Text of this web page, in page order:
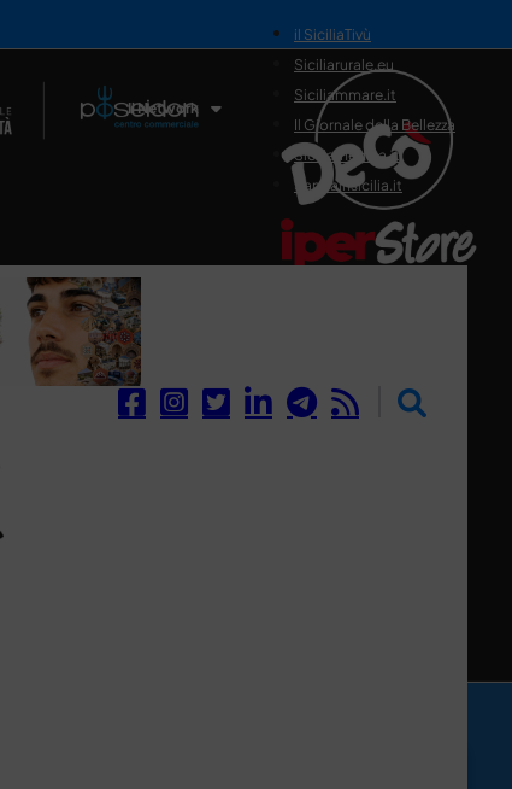
Il Network
il SiciliaTivù
Siciliarurale.eu
Siciliammare.it
Il Giornale della Bellezza
Siciliamedica.it
Sanitainsicilia.it